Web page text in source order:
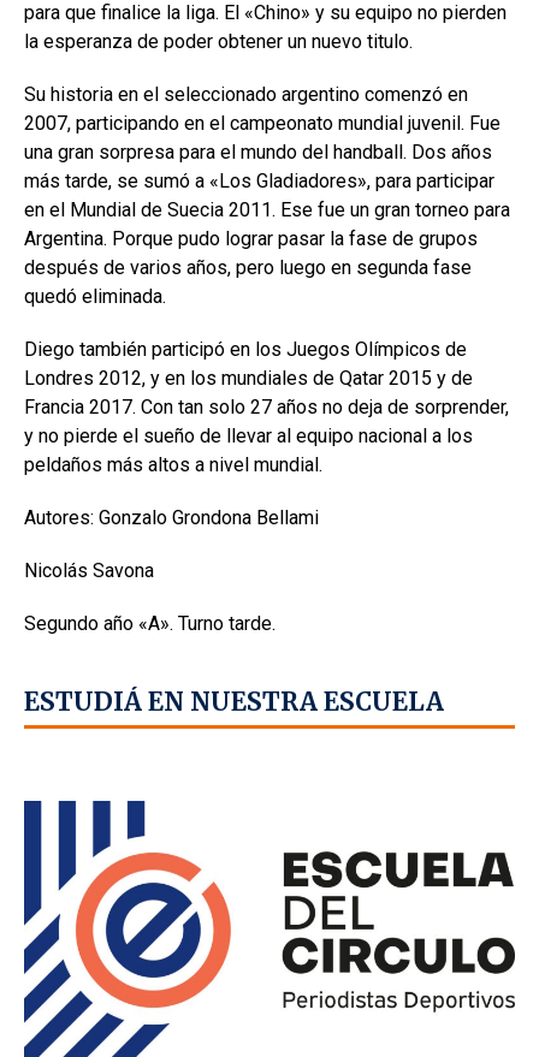
para que finalice la liga. El «Chino» y su equipo no pierden
la esperanza de poder obtener un nuevo titulo.
Su historia en el seleccionado argentino comenzó en
2007, participando en el campeonato mundial juvenil. Fue
una gran sorpresa para el mundo del handball. Dos años
más tarde, se sumó a «Los Gladiadores», para participar
en el Mundial de Suecia 2011. Ese fue un gran torneo para
Argentina. Porque pudo lograr pasar la fase de grupos
después de varios años, pero luego en segunda fase
quedó eliminada.
Diego también participó en los Juegos Olímpicos de
Londres 2012, y en los mundiales de Qatar 2015 y de
Francia 2017. Con tan solo 27 años no deja de sorprender,
y no pierde el sueño de llevar al equipo nacional a los
peldaños más altos a nivel mundial.
Autores: Gonzalo Grondona Bellami
Nicolás Savona
Segundo año «A». Turno tarde.
ESTUDIÁ EN NUESTRA ESCUELA